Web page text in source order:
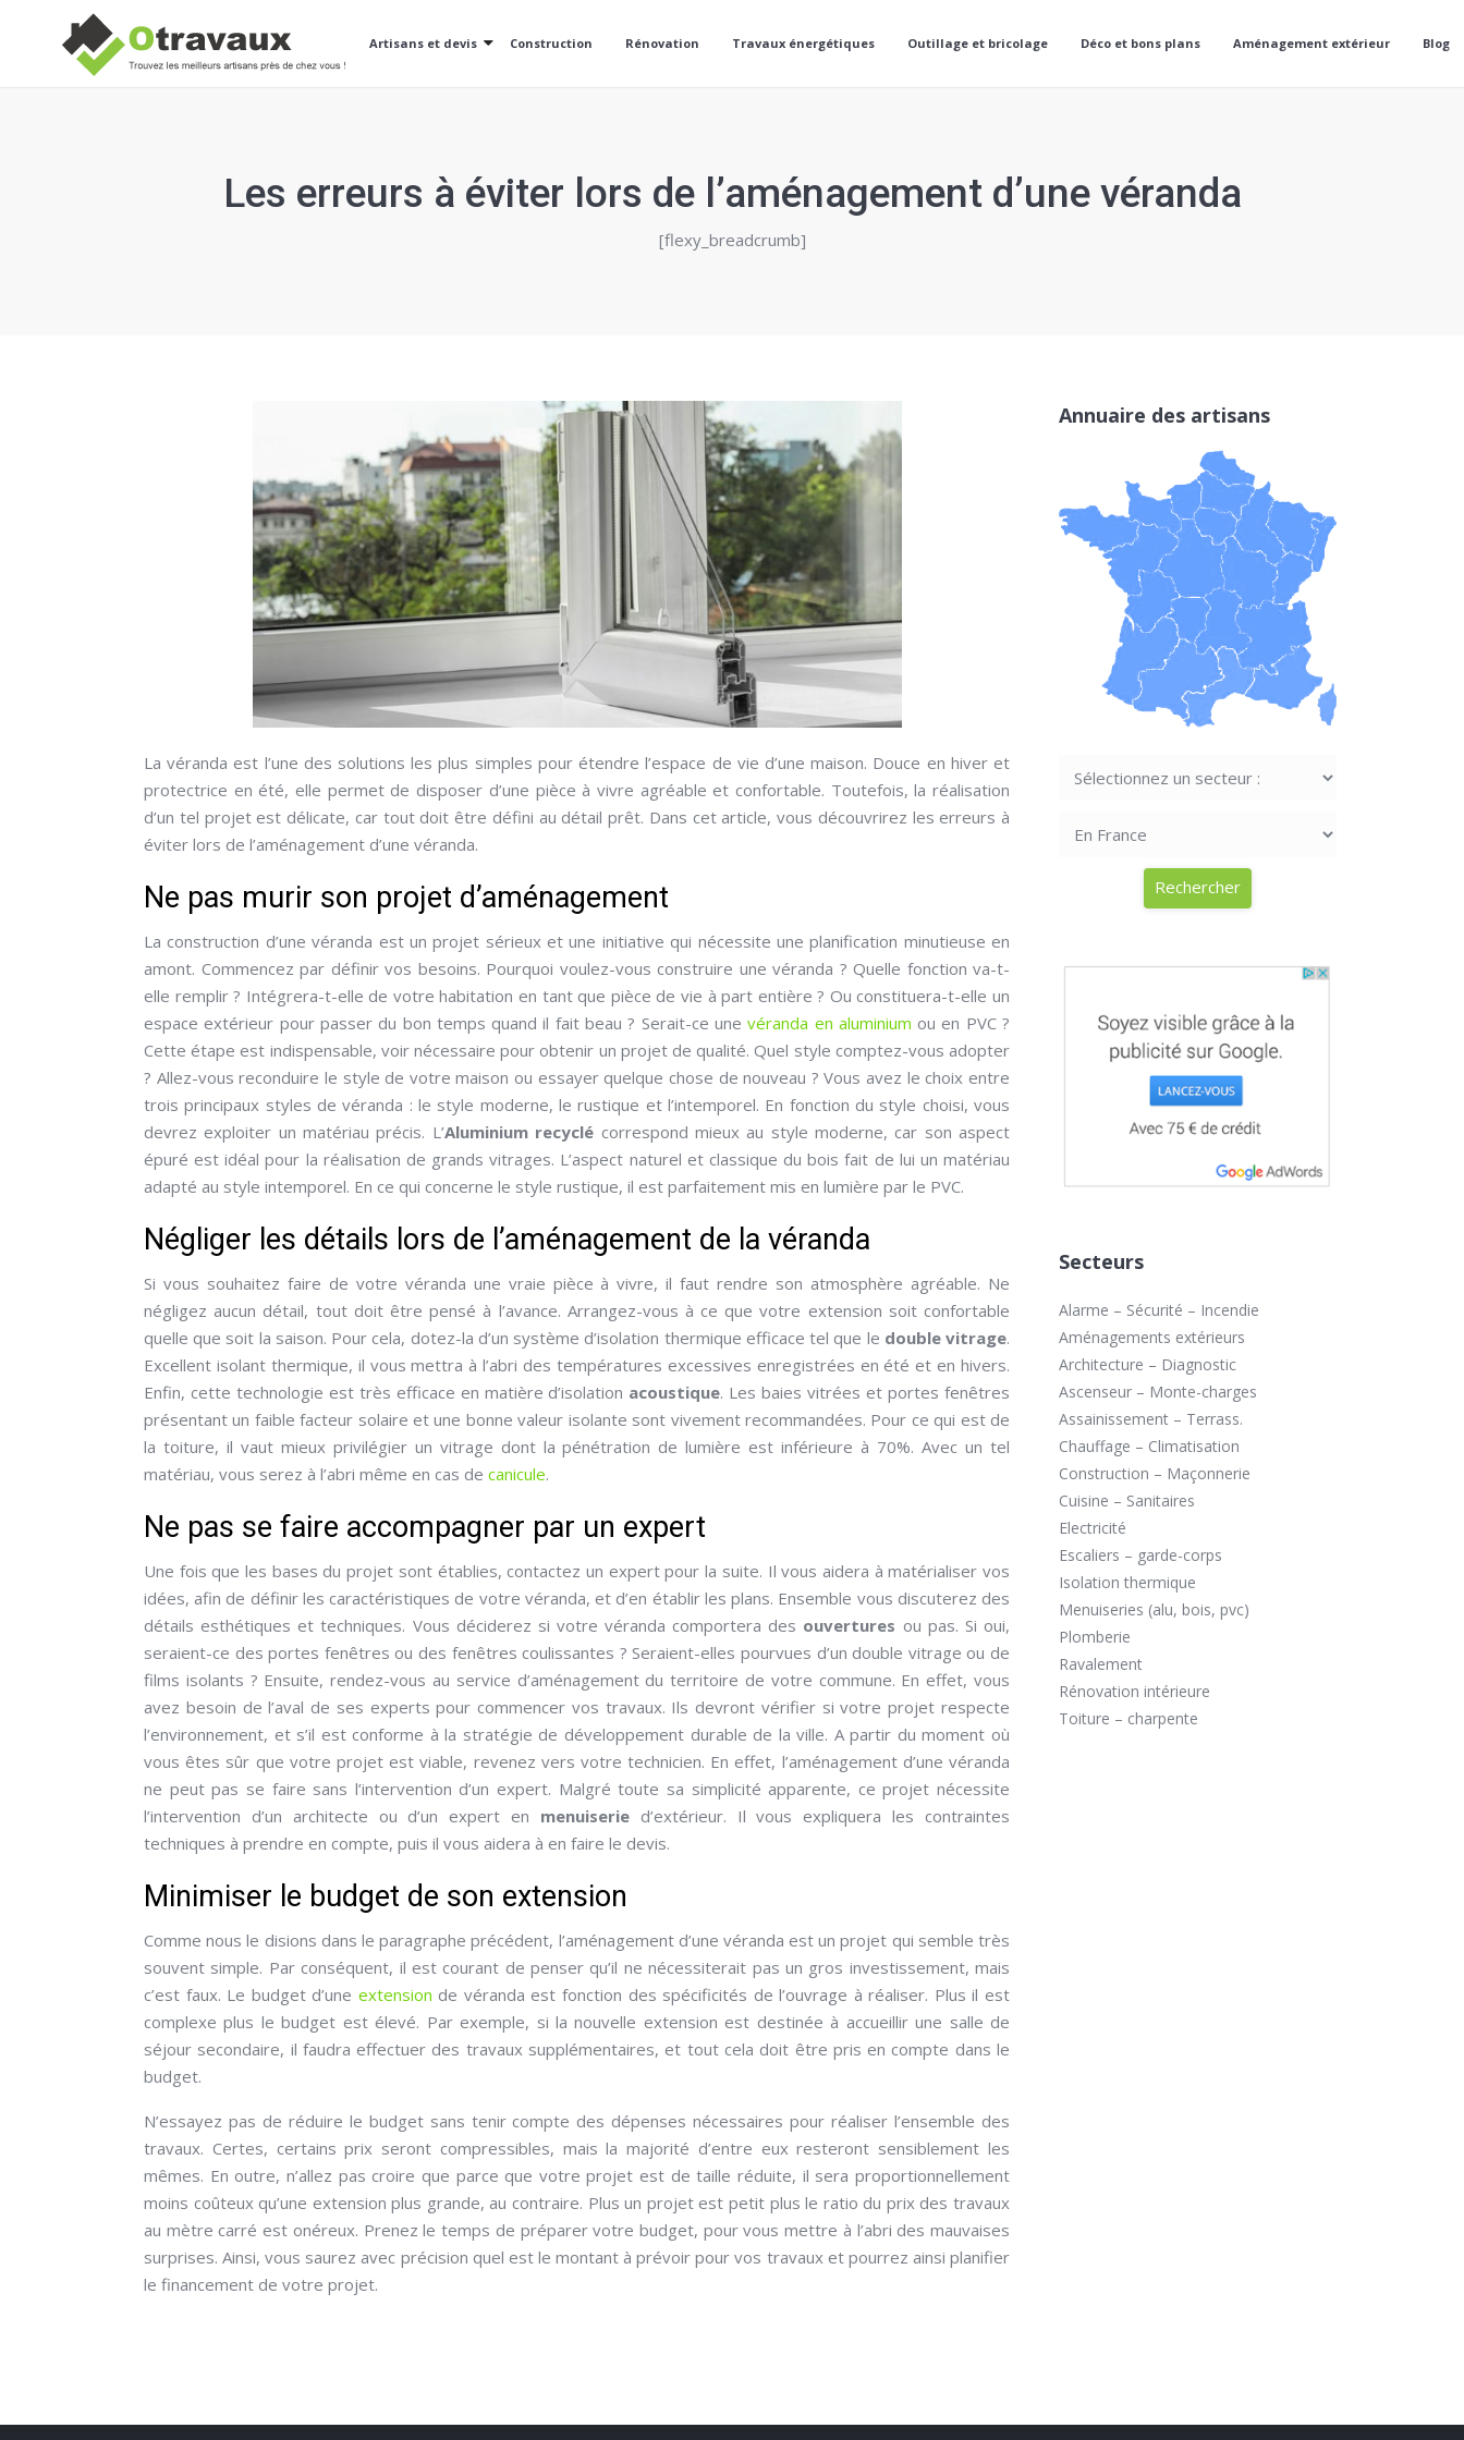
Artisans et devis Construction Rénovation Travaux énergétiques Outillage et bricolage Déco et bons plans Aménagement extérieur Blog
Les erreurs à éviter lors de l’aménagement d’une véranda
[flexy_breadcrumb]
La véranda est l’une des solutions les plus simples pour étendre l’espace de vie d’une maison. Douce en hiver et
protectrice en été, elle permet de disposer d’une pièce à vivre agréable et confortable. Toutefois, la réalisation
d’un tel projet est délicate, car tout doit être défini au détail prêt. Dans cet article, vous découvrirez les erreurs à
éviter lors de l’aménagement d’une véranda.
Ne pas murir son projet d’aménagement
La construction d’une véranda est un projet sérieux et une initiative qui nécessite une planification minutieuse en
amont. Commencez par définir vos besoins. Pourquoi voulez-vous construire une véranda ? Quelle fonction va-t-
elle remplir ? Intégrera-t-elle de votre habitation en tant que pièce de vie à part entière ? Ou constituera-t-elle un
espace extérieur pour passer du bon temps quand il fait beau ? Serait-ce unevéranda en aluminium ou en PVC ?
Cette étape est indispensable, voir nécessaire pour obtenir un projet de qualité. Quel style comptez-vous adopter
? Allez-vous reconduire le style de votre maison ou essayer quelque chose de nouveau ? Vous avez le choix entre
trois principaux styles de véranda : le style moderne, le rustique et l’intemporel. En fonction du style choisi, vous
devrez exploiter un matériau précis. L’Aluminium recyclé correspond mieux au style moderne, car son aspect
épuré est idéal pour la réalisation de grands vitrages. L’aspect naturel et classique du bois fait de lui un matériau
adapté au style intemporel. En ce qui concerne le style rustique, il est parfaitement mis en lumière par le PVC.
Négliger les détails lors de l’aménagement de la véranda
Si vous souhaitez faire de votre véranda une vraie pièce à vivre, il faut rendre son atmosphère agréable. Ne
négligez aucun détail, tout doit être pensé à l’avance. Arrangez-vous à ce que votre extension soit confortable
quelle que soit la saison. Pour cela, dotez-la d’un système d’isolation thermique efficace tel que le double vitrage.
Excellent isolant thermique, il vous mettra à l’abri des températures excessives enregistrées en été et en hivers.
Enfin, cette technologie est très efficace en matière d’isolation acoustique. Les baies vitrées et portes fenêtres
présentant un faible facteur solaire et une bonne valeur isolante sont vivement recommandées. Pour ce qui est de
la toiture, il vaut mieux privilégier un vitrage dont la pénétration de lumière est inférieure à 70%. Avec un tel
matériau, vous serez à l’abri même en cas de canicule.
Ne pas se faire accompagner par un expert
Une fois que les bases du projet sont établies, contactez un expert pour la suite. Il vous aidera à matérialiser vos
idées, afin de définir les caractéristiques de votre véranda, et d’en établir les plans. Ensemble vous discuterez des
détails esthétiques et techniques. Vous déciderez si votre véranda comportera des ouvertures ou pas. Si oui,
seraient-ce des portes fenêtres ou des fenêtres coulissantes ? Seraient-elles pourvues d’un double vitrage ou de
films isolants ? Ensuite, rendez-vous au service d’aménagement du territoire de votre commune. En effet, vous
avez besoin de l’aval de ses experts pour commencer vos travaux. Ils devront vérifier si votre projet respecte
l’environnement, et s’il est conforme à la stratégie de développement durable de la ville. A partir du moment où
vous êtes sûr que votre projet est viable, revenez vers votre technicien. En effet, l’aménagement d’une véranda
ne peut pas se faire sans l’intervention d’un expert. Malgré toute sa simplicité apparente, ce projet nécessite
l’intervention d’un architecte ou d’un expert en menuiseried’extérieur. Il vous expliquera les contraintes
techniques à prendre en compte, puis il vous aidera à en faire le devis.
Minimiser le budget de son extension
Comme nous le disions dans le paragraphe précédent, l’aménagement d’une véranda est un projet qui semble très
souvent simple. Par conséquent, il est courant de penser qu’il ne nécessiterait pas un gros investissement, mais
c’est faux. Le budget d’une extension de véranda est fonction des spécificités de l’ouvrage à réaliser. Plus il est
complexe plus le budget est élevé. Par exemple, si la nouvelle extension est destinée à accueillir une salle de
séjour secondaire, il faudra effectuer des travaux supplémentaires, et tout cela doit être pris en compte dans le
budget.
N’essayez pas de réduire le budget sans tenir compte des dépenses nécessaires pour réaliser l’ensemble des
travaux. Certes, certains prix seront compressibles, mais la majorité d’entre eux resteront sensiblement les
mêmes. En outre, n’allez pas croire que parce que votre projet est de taille réduite, il sera proportionnellement
moins coûteux qu’une extension plus grande, au contraire. Plus un projet est petit plus le ratio du prix des travaux
au mètre carré est onéreux. Prenez le temps de préparer votre budget, pour vous mettre à l’abri des mauvaises
surprises. Ainsi, vous saurez avec précision quel est le montant à prévoir pour vos travaux et pourrez ainsi planifier
le financement de votre projet.
Annuaire des artisans
Secteurs
Alarme – Sécurité – Incendie
Aménagements extérieurs
Architecture – Diagnostic
Ascenseur – Monte-charges
Assainissement – Terrass.
Chauffage – Climatisation
Construction – Maçonnerie
Cuisine – Sanitaires
Electricité
Escaliers – garde-corps
Isolation thermique
Menuiseries (alu, bois, pvc)
Plomberie
Ravalement
Rénovation intérieure
Toiture – charpente